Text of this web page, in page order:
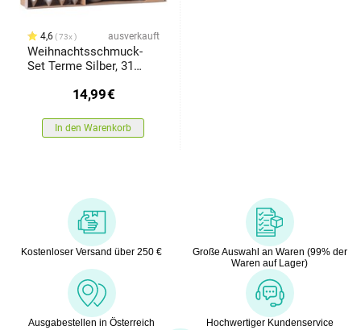
4,6 73x ausverkauft
Weihnachtsschmuck-
Set Terme Silber, 31
14,99€
In den Warenkorb
Kostenloser Versand über 250 €
Große Auswahl an Waren (99% der
Waren auf Lager)
Ausgabestellen in Österreich Hochwertiger Kundenservice